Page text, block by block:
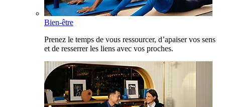
Bien-être
Prenez le temps de vous ressourcer, d’apaiser vos sens
et de resserrer les liens avec vos proches.